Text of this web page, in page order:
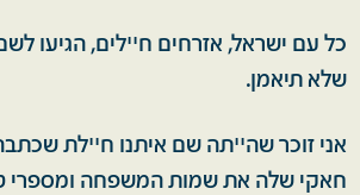
כל עם ישראל, אזרחים חײלים, הגיעו
שלא תיאמן.
אני זוכר שהײתה שם איתנו חײלת
חאקי שלה את שמות המשפחה ומספרי